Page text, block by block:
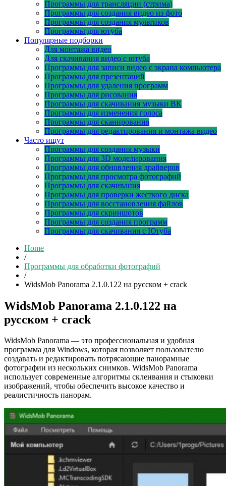
Программы для трансляции (стрима)
Программы для создания видео из фото
Программы для создания мультиков
Программы для ютуба
Популярные подборки
Для монтажа видео
Для скачивания видео с ютуба
Программы для записи видео с экрана компьютера
Программы для презентаций
Программы для удаления программ
Программы для рисования
Программы для скачивания музыки ВК
Программы для изменения голоса
Программы для сканирования
Программы для редактирования и монтажа видео
Часто ищут
Программы для создания музыки
Программы для 3D моделирования
Программы для обновления драйверов
Программы для просмотра фотографий
Программы для скачивания
Программы для проверки жесткого диска
Программы для восстановления файлов
Программы для скриншотов
Программы для создания программ
Программы для скачивания с Ютуба
Home
/
Программы для обработки фотографий
/
WidsMob Panorama 2.1.0.122 на русском + crack
WidsMob Panorama 2.1.0.122 на
русском + crack
WidsMob Panorama — это профессиональная и удобная
программа для Windows, которая позволяет пользователю
создавать и редактировать потрясающие панорамные
фотографии из нескольких снимков. WidsMob Panorama
использует современные алгоритмы склеивания и стыковки
изображений, чтобы обеспечить высокое качество и
реалистичность панорам.